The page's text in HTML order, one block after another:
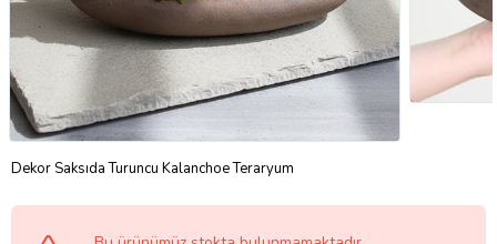
Dekor Saksıda Turuncu Kalanchoe Teraryum